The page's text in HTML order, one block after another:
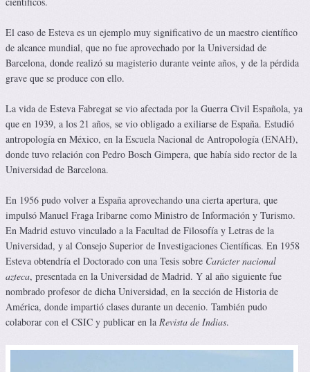
El caso de Esteva es un ejemplo muy significativo de un maestro científico
de alcance mundial, que no fue aprovechado por la Universidad de
Barcelona, donde realizó su magisterio durante veinte años, y de la pérdida
grave que se produce con ello.
La vida de Esteva Fabregat se vio afectada por la Guerra Civil Española, ya
que en 1939, a los 21 años, se vio obligado a exiliarse de España. Estudió
antropología en México, en la Escuela Nacional de Antropología (ENAH),
donde tuvo relación con Pedro Bosch Gimpera, que había sido rector de la
Universidad de Barcelona.
En 1956 pudo volver a España aprovechando una cierta apertura, que
impulsó Manuel Fraga Iribarne como Ministro de Información y Turismo.
En Madrid estuvo vinculado a la Facultad de Filosofía y Letras de la
Universidad, y al Consejo Superior de Investigaciones Científicas. En 1958
Esteva obtendría el Doctorado con una Tesis sobre Carácter nacional
azteca, presentada en la Universidad de Madrid. Y al año siguiente fue
nombrado profesor de dicha Universidad, en la sección de Historia de
América, donde impartió clases durante un decenio. También pudo
colaborar con el CSIC y publicar en la Revista de Indias.